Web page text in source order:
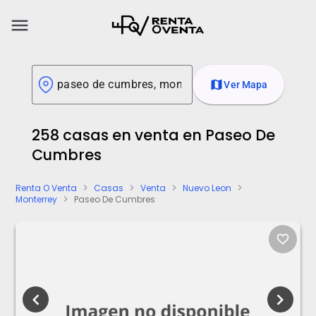
menu
mapVer Mapa
258 casas en venta en Paseo De
Cumbres
Renta O Venta chevron_right Casas chevron_right Venta chevron_right Nuevo Leon chevron_right
Monterrey chevron_right Paseo De Cumbres
favorite_border
chevron_left chevron_right